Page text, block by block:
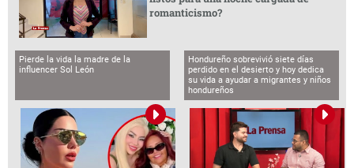
romanticismo?
Pierde la vida la madre de la
influencer Sol León
Hondureño sobrevivió siete días
perdido en el desierto y hoy dedica
su vida a ayudar a migrantes y niños
hondureños